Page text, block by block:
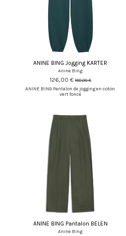
ANINE BING Jogging KARTER
Anine Bing
126,00 €180,00 €
ANINE BING Pantalon de jogging en coton
vert foncé
ANINE BING Pantalon BELEN
Anine Bing